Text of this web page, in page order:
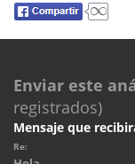
Enviar este
registrados)
Mensaje que
Re: